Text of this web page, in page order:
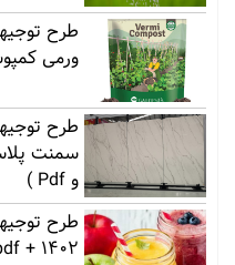
طرح
ورمی
طرح
و Pdf )
طرح
1402 + word + pdf